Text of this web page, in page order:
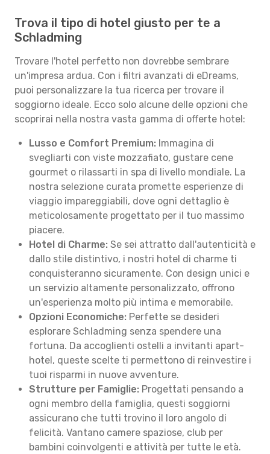
Trova il tipo di hotel giusto per te a
Schladming
Trovare l'hotel perfetto non dovrebbe sembrare
un'impresa ardua. Con i filtri avanzati di eDreams,
puoi personalizzare la tua ricerca per trovare il
soggiorno ideale. Ecco solo alcune delle opzioni che
scoprirai nella nostra vasta gamma di offerte hotel:
Lusso e Comfort Premium: Immagina di
svegliarti con viste mozzafiato, gustare cene
gourmet o rilassarti in spa di livello mondiale. La
nostra selezione curata promette esperienze di
viaggio impareggiabili, dove ogni dettaglio è
meticolosamente progettato per il tuo massimo
piacere.
Hotel di Charme: Se sei attratto dall'autenticità e
dallo stile distintivo, i nostri hotel di charme ti
conquisteranno sicuramente. Con design unici e
un servizio altamente personalizzato, offrono
un'esperienza molto più intima e memorabile.
Opzioni Economiche: Perfette se desideri
esplorare Schladming senza spendere una
fortuna. Da accoglienti ostelli a invitanti apart-
hotel, queste scelte ti permettono di reinvestire i
tuoi risparmi in nuove avventure.
Strutture per Famiglie: Progettati pensando a
ogni membro della famiglia, questi soggiorni
assicurano che tutti trovino il loro angolo di
felicità. Vantano camere spaziose, club per
bambini coinvolgenti e attività per tutte le età.